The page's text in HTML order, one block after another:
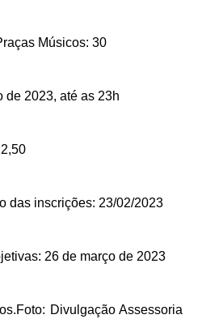
Músicos: 30
de 2023, até as 23h
das inscrições: 23/02/2023
26 de março de 2023
Divulgação Assessoria